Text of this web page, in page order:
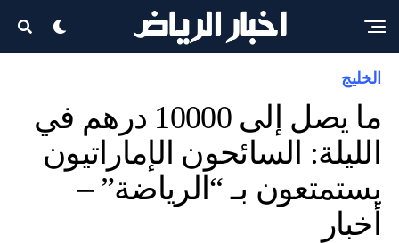
الخليج
ما يصل إلى 10000 درهم في
الليلة: السائحون الإماراتيون
يستمتعون بـ “الرياضة” –
أخبار